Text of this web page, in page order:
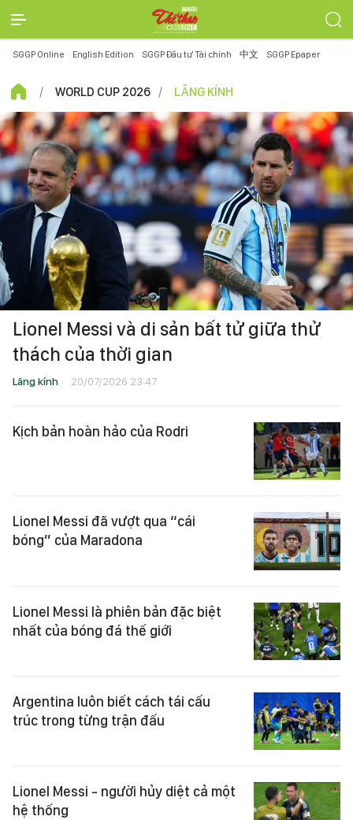
SGGP Online English Edition SGGP Đầu tư Tài chính 中文 SGGP Epaper
WORLD CUP 2026 LĂNG KÍNH
Lionel Messi và di sản bất tử giữa thử
thách của thời gian
Lăng kính 20/07/2026 23:47
Kịch bản hoàn hảo của Rodri
Lionel Messi đã vượt qua “cái
bóng” của Maradona
Lionel Messi là phiên bản đặc biệt
nhất của bóng đá thế giới
Argentina luôn biết cách tái cấu
trúc trong từng trận đấu
Lionel Messi - người hủy diệt cả một
hệ thống